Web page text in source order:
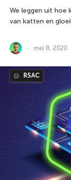
We leggen uit hoe
van katten en
mei 8, 2020
RSAC